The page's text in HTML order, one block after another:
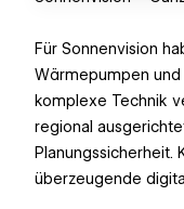
Für Sonnenvision
Wärmepumpen und
komplexe Technik
regional
Planungssicherheit.
überzeugende